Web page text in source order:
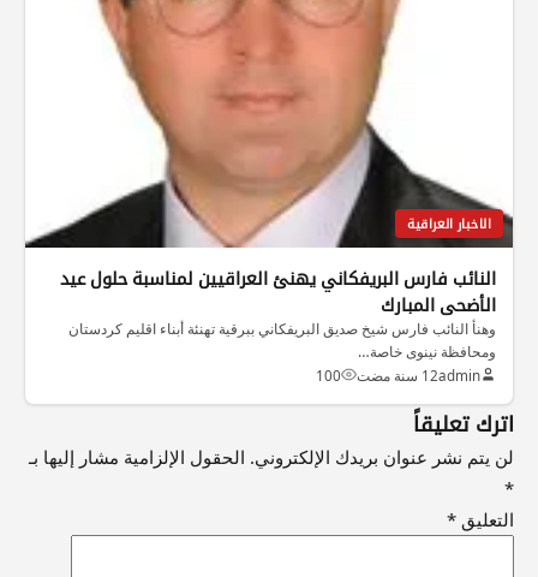
الاخبار العراقية
النائب فارس البريفكاني يهنئ العراقيين لمناسبة حلول عيد
الأضحى المبارك
وهنأ النائب فارس شيخ صديق البريفكاني ببرقية تهنئة أبناء اقليم كردستان
ومحافظة نينوى خاصة…
admin12 سنة مضت 100
اترك تعليقاً
لن يتم نشر عنوان بريدك الإلكتروني. الحقول الإلزامية مشار إليها بـ
*
التعليق *